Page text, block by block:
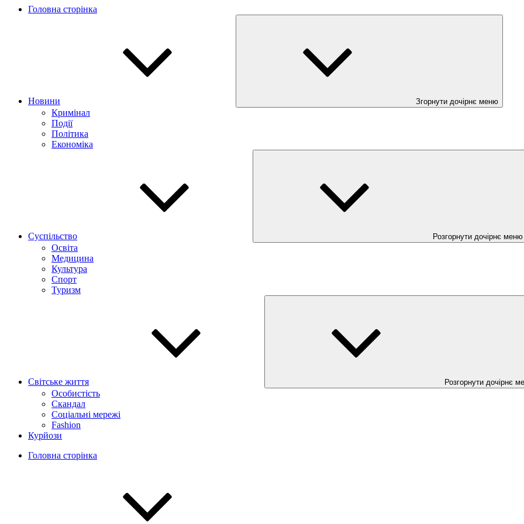
Головна сторінка
Новини Згорнути дочірнє меню
Кримінал
Події
Політика
Економіка
Суспільство Розгорнути дочірнє меню
Освіта
Медицина
Культура
Спорт
Туризм
Світське життя Розгорнути дочірнє
Особистість
Скандал
Соціальні мережі
Fashion
Курйози
Головна сторінка